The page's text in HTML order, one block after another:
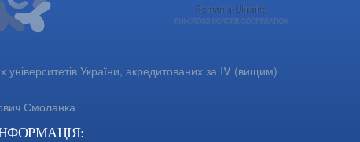
університетів України, акредитованих за IV (вищим)
Смоланка